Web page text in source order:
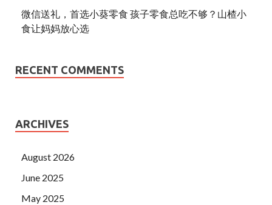
微信送礼，首选小葵零食 孩子零食总吃不够？山楂小
食让妈妈放心选
RECENT COMMENTS
ARCHIVES
August 2026
June 2025
May 2025